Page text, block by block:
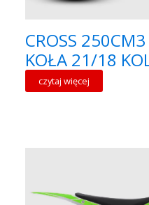
CROSS
KOŁA 21/18
czytaj więcej